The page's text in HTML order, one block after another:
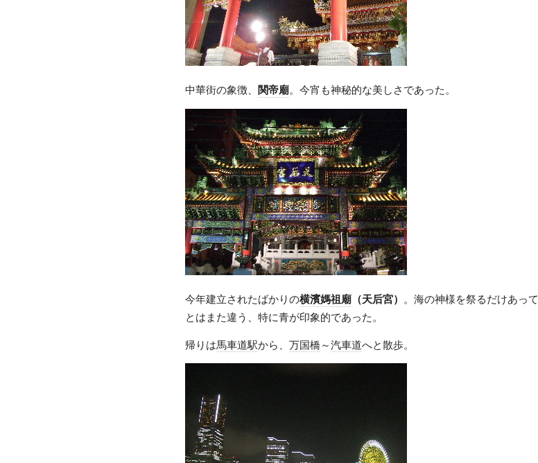
中華街の象徴、 関帝廟。今宵も神秘的な美しさであった。
今年建立されたばかりの横濱媽祖廟 （天后宮） 。海の神様を祭るだけあって
とはまた違う、特に青が印象的であった。
帰りは馬車道駅から、 万国橋～汽車道へと散歩。